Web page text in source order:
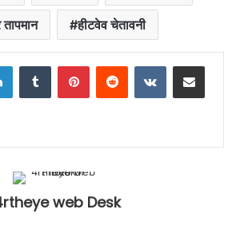
तापमान हीटवेव चेतावनी
LinkedInTumblr PinterestReddit VKontakteShare via Email
web Desk